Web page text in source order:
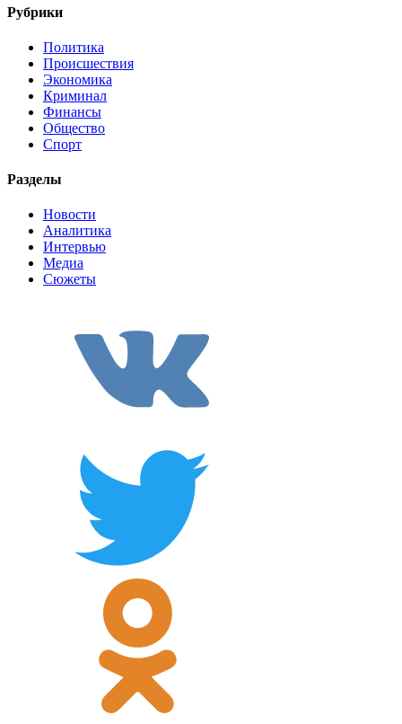
Рубрики
Политика
Происшествия
Экономика
Криминал
Финансы
Общество
Спорт
Разделы
Новости
Аналитика
Интервью
Медиа
Сюжеты